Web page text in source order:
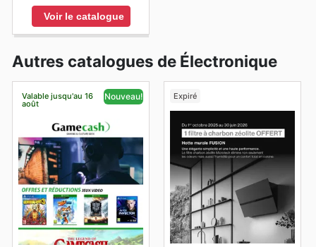
Voir le catalogue
Autres catalogues de Électronique
Valable jusqu'au 16
août
Nouveau! Expiré